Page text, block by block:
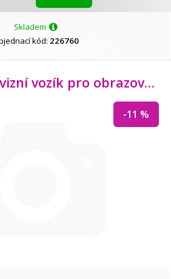
Skladem
kód: 226760
DIGITUS Televizní vozík pro obrazovky do 70 "police pro DVD přehrávače, kameru, nosnost 50 kg, VESA max. 600x400
-11 %